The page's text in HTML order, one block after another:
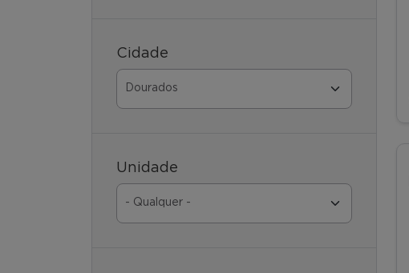
Cidade
Unidade